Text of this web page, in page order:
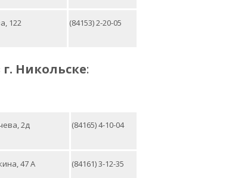
122 (84153) 2-20-05
г. Никольске:
2д (84165) 4-10-04
47 А (84161) 3-12-35